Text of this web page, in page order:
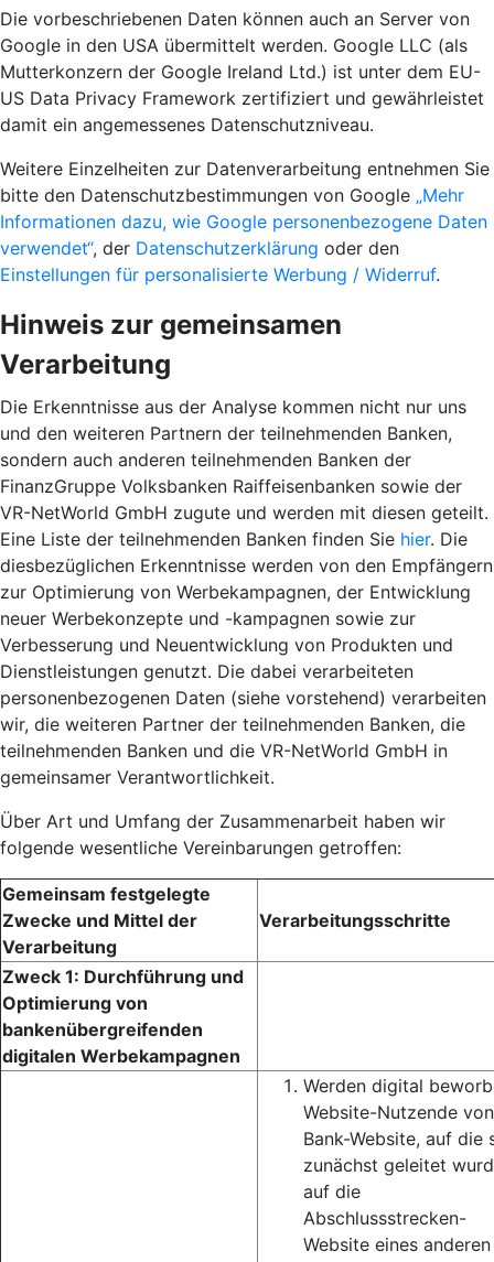
Die vorbeschriebenen Daten können auch an Server von
Google in den USA übermittelt werden. Google LLC (als
Mutterkonzern der Google Ireland Ltd.) ist unter dem EU-
US Data Privacy Framework zertifiziert und gewährleistet
damit ein angemessenes Datenschutzniveau.
Weitere Einzelheiten zur Datenverarbeitung entnehmen Sie
bitte den Datenschutzbestimmungen von Google „Mehr
Informationen dazu, wie Google personenbezogene Daten
verwendet“, der Datenschutzerklärung oder den
Einstellungen für personalisierte Werbung / Widerruf.
Hinweis zur gemeinsamen
Verarbeitung
Die Erkenntnisse aus der Analyse kommen nicht nur uns
und den weiteren Partnern der teilnehmenden Banken,
sondern auch anderen teilnehmenden Banken der
FinanzGruppe Volksbanken Raiffeisenbanken sowie der
VR-NetWorld GmbH zugute und werden mit diesen geteilt.
Eine Liste der teilnehmenden Banken finden Sie hier. Die
diesbezüglichen Erkenntnisse werden von den Empfängern
zur Optimierung von Werbekampagnen, der Entwicklung
neuer Werbekonzepte und -kampagnen sowie zur
Verbesserung und Neuentwicklung von Produkten und
Dienstleistungen genutzt. Die dabei verarbeiteten
personenbezogenen Daten (siehe vorstehend) verarbeiten
wir, die weiteren Partner der teilnehmenden Banken, die
teilnehmenden Banken und die VR-NetWorld GmbH in
gemeinsamer Verantwortlichkeit.
Über Art und Umfang der Zusammenarbeit haben wir
folgende wesentliche Vereinbarungen getroffen:
Gemeinsam festgelegte
Zwecke und Mittel der
Verarbeitung
Verarbeitungsschritte
Zweck 1: Durchführung und
Optimierung von
bankenübergreifenden
digitalen Werbekampagnen
Werden digital
Website-Nutzende
Bank-Website, auf die
zunächst geleitet
auf die
Abschlussstrecken-
Website eines anderen